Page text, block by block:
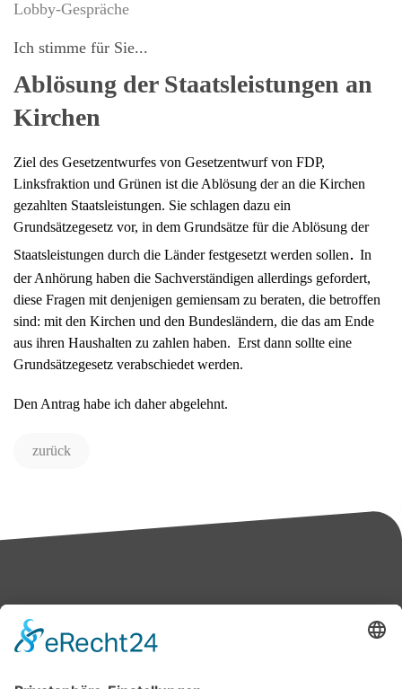
Lobby-Gespräche
Ich stimme für Sie...
Ablösung der Staatsleistungen an
Kirchen
Ziel des Gesetzentwurfes von Gesetzentwurf von FDP,
Linksfraktion und Grünen ist die Ablösung der an die Kirchen
gezahlten Staatsleistungen. Sie schlagen dazu ein
Grundsätzegesetz vor, in dem Grundsätze für die Ablösung der
Staatsleistungen durch die Länder festgesetzt werden sollen. In
der Anhörung haben die Sachverständigen allerdings gefordert,
diese Fragen mit denjenigen gemiensam zu beraten, die betroffen
sind: mit den Kirchen und den Bundesländern, die das am Ende
aus ihren Haushalten zu zahlen haben. Erst dann sollte eine
Grundsätzegesetz verabschiedet werden.
Den Antrag habe ich daher abgelehnt.
zurück